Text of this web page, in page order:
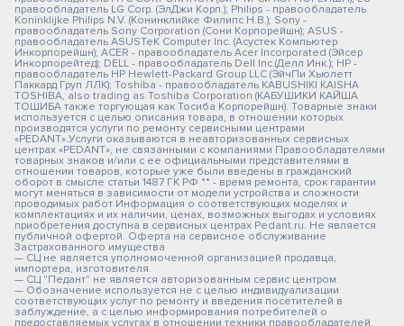
правообладатель LG Corp. (ЭлДжи Корп.); Philips - правообладатель
Koninklijke Philips N.V. (Конинклийке Филипс Н.В.); Sony -
правообладатель Sony Corporation (Сони Корпорейшн); ASUS -
правообладатель ASUSTeK Computer Inc. (Асустек Компьютер
Инкорпорейшн); ACER - правообладатель Acer Incorporated (Эйсер
Инкорпорейтед); DELL - правообладатель Dell Inc.(Делл Инк.); HP -
правообладатель HP Hewlett-Packard Group LLC (ЭйчПи Хьюлетт
Паккард Груп ЛЛК); Toshiba - правообладатель KABUSHIKI KAISHA
TOSHIBA, also trading as Toshiba Corporation (КАБУШИКИ КАЙША
ТОШИБА также торгующая как Тосиба Корпорейшн). Товарные знаки
используется с целью описания товара, в отношении которых
производятся услуги по ремонту сервисными центрами
«PEDANT».Услуги оказываются в неавторизованных сервисных
центрах «PEDANT», не связанными с компаниями Правообладателями
товарных знаков и/или с ее официальными представителями в
отношении товаров, которые уже были введены в гражданский
оборот в смысле статьи 1487 ГК РФ ** - время ремонта, срок гарантии
могут меняться в зависимости от модели устройства и сложности
проводимых работ Информация о соответствующих моделях и
комплектациях и их наличии, ценах, возможных выгодах и условиях
приобретения доступна в сервисных центрах Pedant.ru. Не является
публичной офертой. Оферта на сервисное обслуживание
Застрахованного имущества
— СЦ не является уполномоченной организацией продавца,
импортера, изготовителя.
— СЦ "Педант" не является авторизованным сервис центром.
— Обозначение используется не с целью индивидуализации
соответствующих услуг по ремонту и введения посетителей в
заблуждение, а с целью информирования потребителей о
предоставляемых услугах в отношении техники правообладателей.